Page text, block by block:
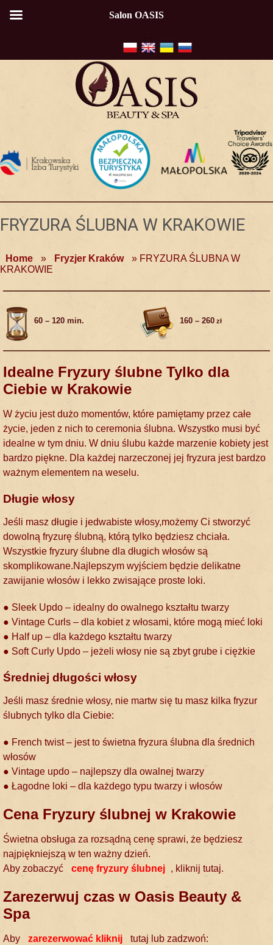
FRYZURA ŚLUBNA W KRAKOWIE
Home » Fryzjer Kraków » FRYZURA ŚLUBNA W
KRAKOWIE
60 – 120 min. 160 – 260 zł
Idealne Fryzury ślubne Tylko dla
Ciebie w Krakowie
W życiu jest dużo momentów, które pamiętamy przez całe
życie, jeden z nich to ceremonia ślubna. Wszystko musi być
idealne w tym dniu. W dniu ślubu każde marzenie kobiety jest
bardzo piękne. Dla każdej narzeczonej jej fryzura jest bardzo
ważnym elementem na weselu.
Długie włosy
Jeśli masz długie i jedwabiste włosy,możemy Ci stworzyć
dowolną fryzurę ślubną, którą tylko będziesz chciała.
Wszystkie fryzury ślubne dla długich włosów są
skomplikowane.Najlepszym wyjściem będzie delikatne
zawijanie włosów i lekko zwisające proste loki.
● Sleek Updo – idealny do owalnego kształtu twarzy
● Vintage Curls – dla kobiet z włosami, które mogą mieć loki
● Half up – dla każdego kształtu twarzy
● Soft Curly Updo – jeżeli włosy nie są zbyt grube i ciężkie
Średniej długości włosy
Jeśli masz średnie włosy, nie martw się tu masz kilka fryzur
ślubnych tylko dla Ciebie:
● French twist – jest to świetna fryzura ślubna dla średnich
włosów
● Vintage updo – najlepszy dla owalnej twarzy
● Łagodne loki – dla każdego typu twarzy i włosów
Cena Fryzury ślubnej w Krakowie
Świetna obsługa za rozsądną cenę sprawi, że będziesz
najpiękniejszą w ten ważny dzień.
Aby zobaczyć
cenę fryzury ślubnej , kliknij tutaj.
Zarezerwuj czas w Oasis Beauty &
Spa
Aby zarezerwować kliknij tutaj lub zadzwoń:
Salon OASIS